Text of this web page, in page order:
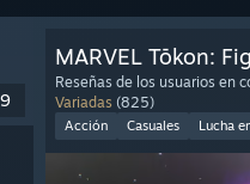
MARVEL Tōkon:
Reseñas de los usuarios en
Variadas (825)
Acción Casuales Lucha